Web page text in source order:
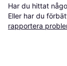
Har du hittat
Eller har du
rapportera